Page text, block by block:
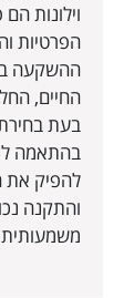
וילונות
הפרטיות
ההשקעה
החיים,
בעת
בהתאמה
להפיק את
והתקנה
משמעותית